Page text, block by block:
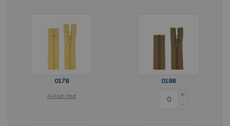
0178
Avise-me
0188
+
-